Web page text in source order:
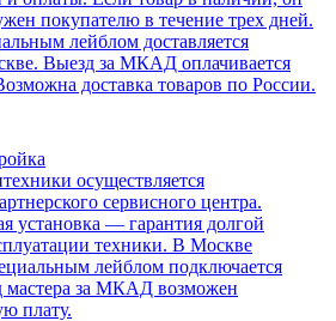
покупателю в течение трех дней.
лейблом доставляется
Выезд за МКАД оплачивается
доставка товаров по России.
осуществляется
сервисного центра.
установка — гарантия долгой
техники. В Москве
лейблом подключается
мастера за МКАД возможен
плату.